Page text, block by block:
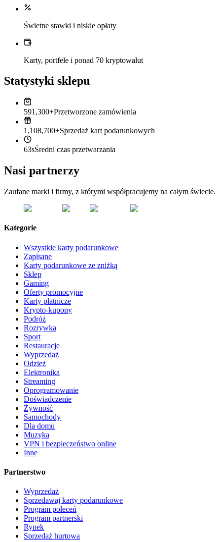
Świetne stawki i niskie opłaty
Karty, portfele i ponad 70 kryptowalut
Statystyki sklepu
591,300+Przetworzone zamówienia
1,108,700+Sprzedaż kart podarunkowych
63sŚredni czas przetwarzania
Nasi partnerzy
Zaufane marki i firmy, z którymi współpracujemy na całym świecie.
Kategorie
Wszystkie karty podarunkowe
Zapisane
Karty podarunkowe ze zniżką
Sklep
Gaming
Oferty promocyjne
Karty płatnicze
Krypto-kupony
Podróż
Rozrywka
Sport
Restauracje
Wyprzedaż
Odzież
Elektronika
Streaming
Oprogramowanie
Doświadczenie
Żywność
Samochody
Dla domu
Muzyka
VPN i bezpieczeństwo online
Inne
Partnerstwo
Wyprzedaż
Sprzedawaj karty podarunkowe
Program poleceń
Program partnerski
Rynek
Sprzedaż hurtowa